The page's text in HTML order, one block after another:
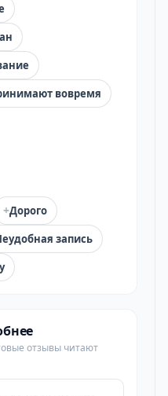
вовремя
+Дорого
запись
отзывы читают